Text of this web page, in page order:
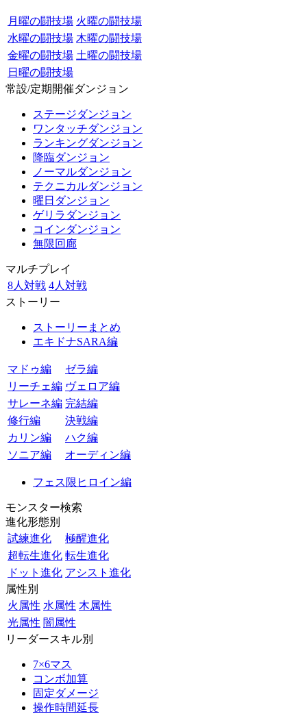
月曜の闘技場 火曜の闘技場
水曜の闘技場 木曜の闘技場
金曜の闘技場 土曜の闘技場
日曜の闘技場
常設/定期開催ダンジョン
ステージダンジョン
ワンタッチダンジョン
ランキングダンジョン
降臨ダンジョン
ノーマルダンジョン
テクニカルダンジョン
曜日ダンジョン
ゲリラダンジョン
コインダンジョン
無限回廊
マルチプレイ
8人対戦 4人対戦
ストーリー
ストーリーまとめ
エキドナSARA編
マドゥ編
ゼラ編
リーチェ編 ヴェロア編
サレーネ編 完結編
修行編
決戦編
カリン編
ハク編
ソニア編
オーディン編
フェス限ヒロイン編
モンスター検索
進化形態別
試練進化
極醒進化
超転生進化 転生進化
ドット進化 アシスト進化
属性別
火属性 水属性 木属性
光属性 闇属性
リーダースキル別
7×6マス
コンボ加算
固定ダメージ
操作時間延長